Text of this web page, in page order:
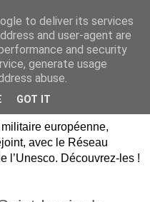
Dauphin,
Hautes-
européenne,
avec le Réseau
l’Unesco. Découvrez-les !
to deliver its services
and user-agent are
and security
generate usage
abuse.
GOT IT